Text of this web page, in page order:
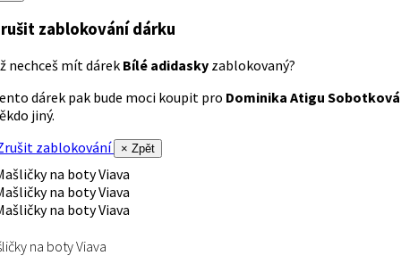
zablokování dárku
nechceš mít dárek Bílé adidasky zablokovaný?
dárek pak bude moci koupit pro Dominika Atigu Sobotková
jiný.
zablokování
× Zpět
na boty Viava